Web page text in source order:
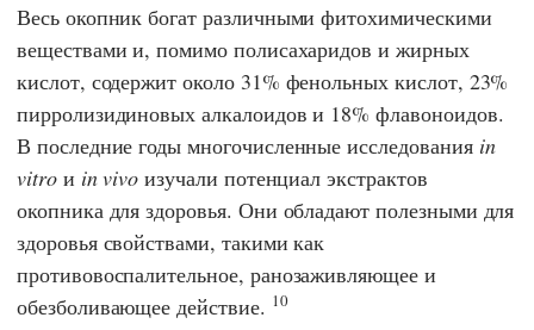
Весь окопник богат различными фитохимическими
веществами и, помимо полисахаридов и жирных
кислот, содержит около 31% фенольных кислот, 23%
пирролизидиновых алкалоидов и 18% флавоноидов.
В последние годы многочисленные исследования in
vitroи in vivo изучали потенциал экстрактов
окопника для здоровья. Они обладают полезными для
здоровья свойствами, такими как
противовоспалительное, ранозаживляющее и
обезболивающее действие. 10